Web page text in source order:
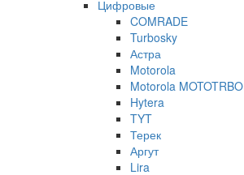
Цифровые
COMRADE
Turbosky
Астра
Motorola
Motorola MOTOTRBO
Hytera
TYT
Терек
Аргут
Lira